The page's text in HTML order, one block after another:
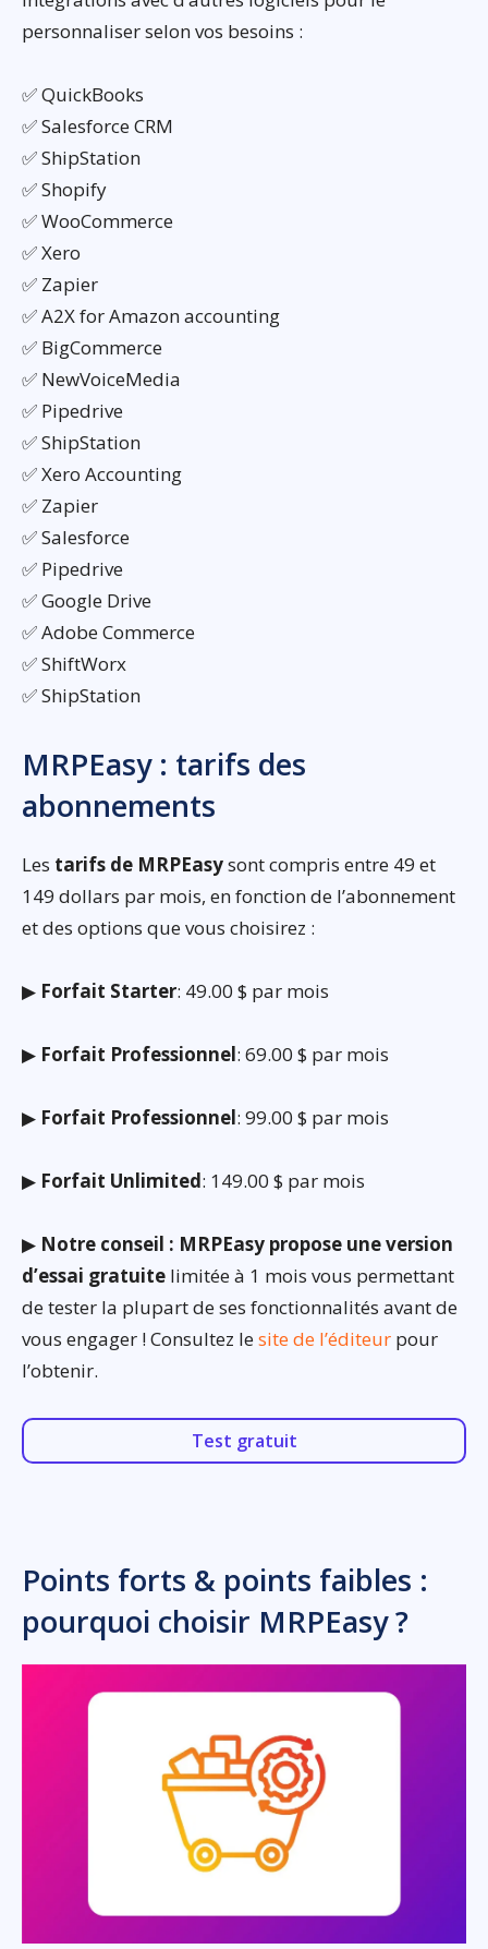
personnaliser selon vos besoins :
✅ QuickBooks
✅ Salesforce CRM
✅ ShipStation
✅ Shopify
✅ WooCommerce
✅ Xero
✅ Zapier
✅ A2X for Amazon accounting
✅ BigCommerce
✅ NewVoiceMedia
✅ Pipedrive
✅ ShipStation
✅ Xero Accounting
✅ Zapier
✅ Salesforce
✅ Pipedrive
✅ Google Drive
✅ Adobe Commerce
✅ ShiftWorx
✅ ShipStation
MRPEasy : tarifs des
abonnements
Les tarifs de MRPEasysont compris entre 49 et
149 dollars par mois, en fonction de l’abonnement
et des options que vous choisirez :
▶ Forfait Starter: 49.00 $ par mois
▶ Forfait Professionnel: 69.00 $ par mois
▶ Forfait Professionnel: 99.00 $ par mois
▶ Forfait Unlimited: 149.00 $ par mois
▶ Notre conseil : MRPEasy propose une version
d’essai gratuite limitée à 1 mois vous permettant
de tester la plupart de ses fonctionnalités avant de
vous engager ! Consultez lesite de l’éditeur pour
l’obtenir.
Test gratuit
Points forts & points faibles :
pourquoi choisir MRPEasy ?